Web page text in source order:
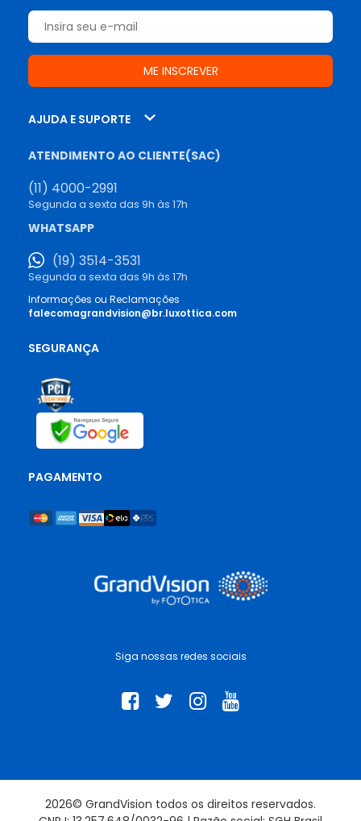
Siga nossas redes sociais
AJUDA E SUPORTE
ATENDIMENTO AO CLIENTE(SAC)
(11) 4000-2991
Segunda a sexta das 9h às 17h
WHATSAPP
(19) 3514-3531
Segunda a sexta das 9h às 17h
Informações ou Reclamações
falecomagrandvision@br.luxottica.com
SEGURANÇA
PAGAMENTO
2026© GrandVision todos os direitos reservados.